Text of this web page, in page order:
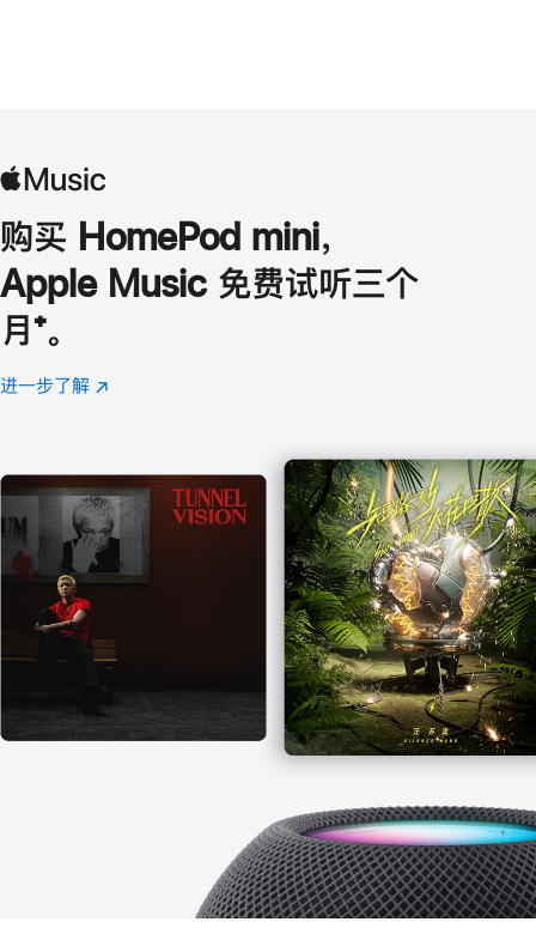
购买 HomePod mini，
Apple Music 免费试听三个
月 脚
注
⁺。
进一步了解 Apple
(在
口
中
打
开)